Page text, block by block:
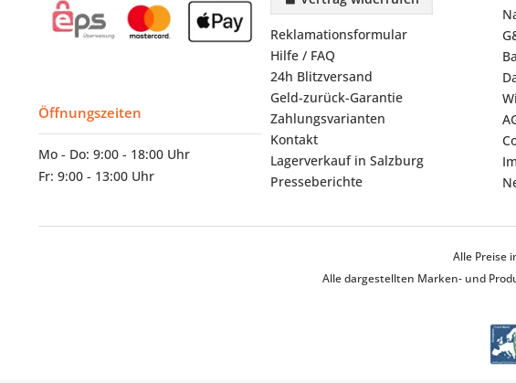
Öffnungszeiten
Mo - Do: 9:00 - 18:00 Uhr
Fr: 9:00 - 13:00 Uhr
Reklamationsformular
Hilfe / FAQ
24h Blitzversand
Geld-zurück-Garantie
Zahlungsvarianten
Kontakt
Lagerverkauf in Salzburg
Presseberichte
Alle Preise
Alle dargestellten Marken- und